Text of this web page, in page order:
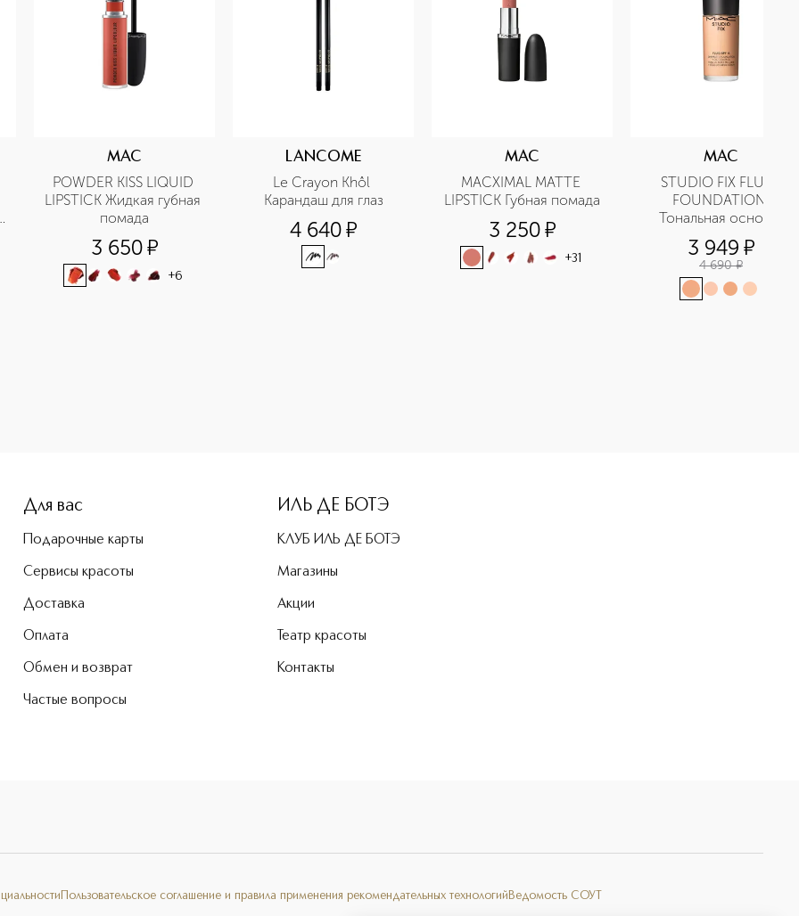
MAC
POWDER KISS LIQUID
LIPSTICK Жидкая губная
помада
3 650¤
+6
LANCOME
Le Crayon Khôl
Карандаш для глаз
4 640¤
MAC
MACXIMAL MATTE
LIPSTICK Губная помада
3 250¤
+31
MAC
STUDIO FIX FLUID
FOUNDATION
Тональная основа-
флюид SPF15
3 949 ¤
4 690 ¤
Для вас
Подарочные карты
Сервисы красоты
Доставка
Оплата
Обмен и возврат
Частые вопросы
ИЛЬ ДЕ БОТЭ
КЛУБ ИЛЬ ДЕ БОТЭ
Магазины
Акции
Театр красоты
Контакты
Пользовательское соглашение и правила применения рекомендательных технологий Ведомость СОУТ